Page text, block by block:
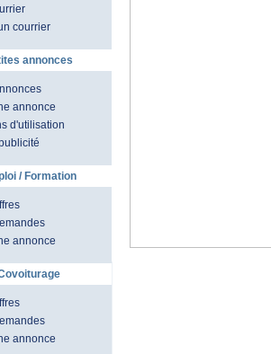
courrier
annonces
annonce
d'utilisation
/ Formation
annonce
annonce